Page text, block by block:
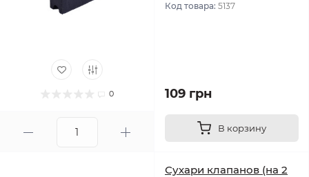
0
Код товара: 5137
109 грн
В корзину
Сухари клапанов (на 2